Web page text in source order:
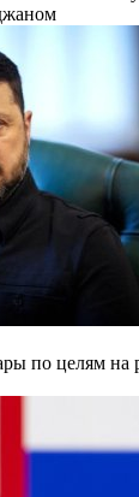
по целям на